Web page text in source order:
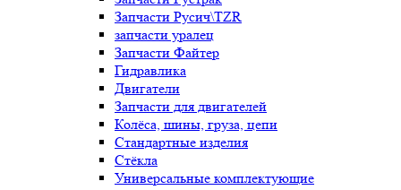
Запчасти Русич\TZR
запчасти уралец
Запчасти Файтер
Гидравлика
Двигатели
Запчасти для двигателей
Колёса, шины, груза, цепи
Стандартные изделия
Стёкла
Универсальные комплектующие